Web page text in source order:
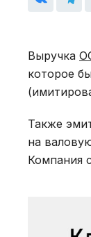
Выручка
которое
Также
на
Компания